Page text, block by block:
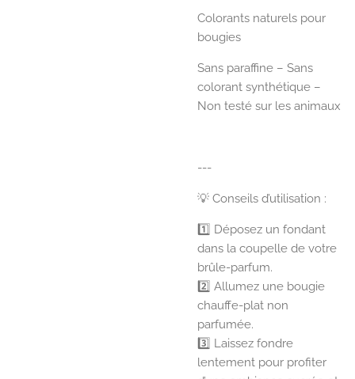
Colorants naturels pour
bougies
Sans paraffine – Sans
colorant synthétique –
Non testé sur les animaux
---
💡 Conseils d’utilisation :
1️⃣ Déposez un fondant
dans la coupelle de votre
brûle-parfum.
2️⃣ Allumez une bougie
chauffe-plat non
parfumée.
3️⃣ Laissez fondre
lentement pour profiter